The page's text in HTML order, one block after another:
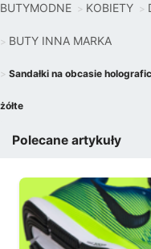
BUTYMODNE KOBIETY
BUTY INNA MARKA
Sandałki na obcasie
żółte
Polecane artykuły